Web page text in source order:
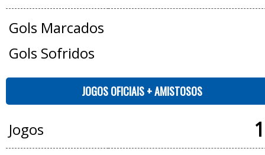
Gols Marcados
Gols Sofridos
JOGOS OFICIAIS + AMISTOSOS
Jogos